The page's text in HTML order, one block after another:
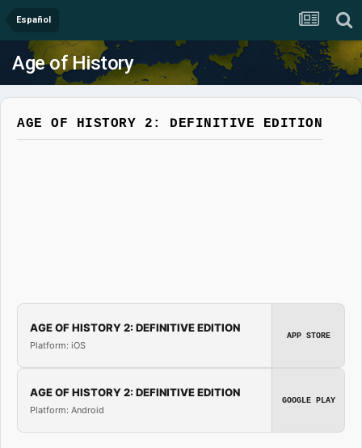
Español
Age of History
AGE OF HISTORY 2: DEFINITIVE EDITION
AGE OF HISTORY 2: DEFINITIVE EDITION
Platform: iOS
APP STORE
AGE OF HISTORY 2: DEFINITIVE EDITION
Platform: Android
GOOGLE PLAY